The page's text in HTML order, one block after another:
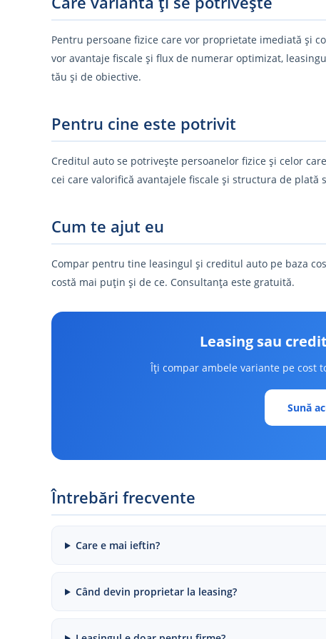
Pentru persoane fizice care vor proprietate imediată și
vor avantaje fiscale și flux de numerar optimizat,
tău și de obiective.
Pentru cine este potrivit
Creditul auto se potrivește persoanelor fizice și celor
cei care valorifică avantajele fiscale și structura de plată
Cum te ajut eu
Compar pentru tine leasingul și creditul auto pe baza
costă mai puțin și de ce. Consultanța este gratuită.
Leasing sau
Îți compar ambele variante pe cost
Sună
Întrebări frecvente
Care e mai ieftin?
Când devin proprietar la leasing?